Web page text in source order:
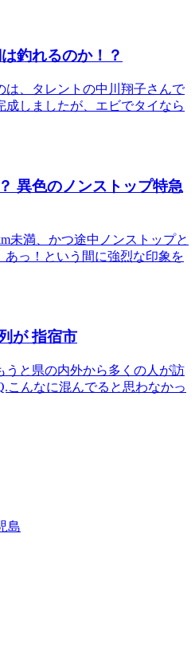
釣れるのか！？
は、タレントの中川翔子さんで
しましたが、エビでタイなら
異色のノンストップ特急
未満、かつ途中ノンストップと
あっ！という間に強烈な印象を
が 指宿市
うと県の内外から多くの人が訪
こんなに混んでると思わなかっ
島